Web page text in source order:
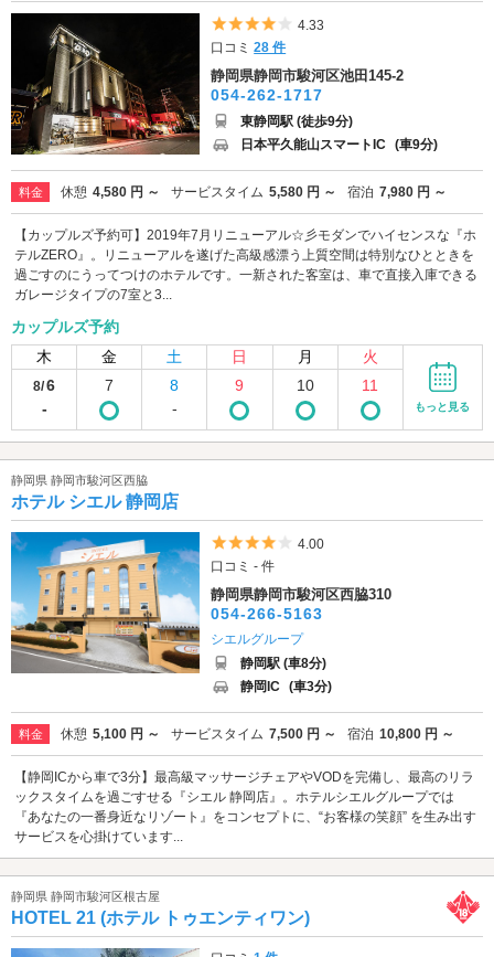
5つ星のうち4
4.33
口コミ28 件
静岡県静岡市駿河区池田145-2
054-262-1717
東静岡駅 (徒歩9分)
日本平久能山スマートIC (車9分)
料金 休憩 4,580 円 ～ サービスタイム 5,580 円 ～ 宿泊 7,980 円 ～
【カップルズ予約可】2019年7月リニューアル☆彡モダンでハイセンスな『ホ
テルZERO』。リニューアルを遂げた高級感漂う上質空間は特別なひとときを
過ごすのにうってつけのホテルです。一新された客室は、車で直接入庫できる
ガレージタイプの7室と3...
カップルズ予約
木
金 土 日 月 火
8/6
-
7
8
-
9 10 11
もっと見る
静岡県 静岡市駿河区西脇
ホテル シエル 静岡店
5つ星のうち4
4.00
口コミ - 件
静岡県静岡市駿河区西脇310
054-266-5163
シエルグループ
静岡駅 (車8分)
静岡IC (車3分)
料金 休憩 5,100 円 ～ サービスタイム 7,500 円 ～ 宿泊 10,800 円 ～
【静岡ICから車で3分】最高級マッサージチェアやVODを完備し、最高のリラ
ックスタイムを過ごすせる『シエル 静岡店』。ホテルシエルグループでは
『あなたの一番身近なリゾート』をコンセプトに、“お客様の笑顔” を生み出す
サービスを心掛けています...
静岡県 静岡市駿河区根古屋
HOTEL 21 (ホテル トゥエンティワン)